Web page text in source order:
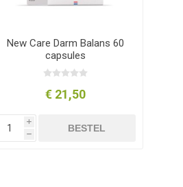
New Care Darm Balans 60
capsules
€ 21,50
i
h
BESTEL